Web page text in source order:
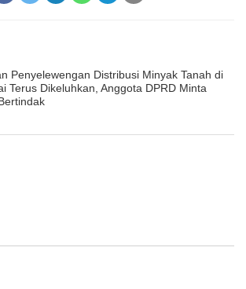
Penyelewengan Distribusi Minyak Tanah di
Terus Dikeluhkan, Anggota DPRD Minta